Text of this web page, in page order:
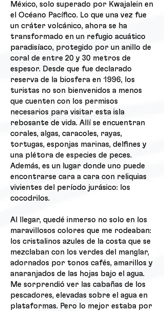
México, solo superado por Kwajalein en
el Océano Pacífico. Lo que una vez fue
un cráter volcánico, ahora se ha
transformado en un refugio acuático
paradisíaco, protegido por un anillo de
coral de entre 20 y 30 metros de
espesor. Desde que fue declarado
reserva de la biosfera en 1996, los
turistas no son bienvenidos a menos
que cuenten con los permisos
necesarios para visitar esta isla
rebosante de vida. Allí se encuentran
corales, algas, caracoles, rayas,
tortugas, esponjas marinas, delfines y
una plétora de especies de peces.
Además, es un lugar donde uno puede
encontrarse cara a cara con reliquias
vivientes del período jurásico: los
cocodrilos.
Al llegar, quedé inmerso no solo en los
maravillosos colores que me rodeaban:
los cristalinos azules de la costa que se
mezclaban con los verdes del manglar,
adornados por tonos cafés, amarillos y
anaranjados de las hojas bajo el agua.
Me sorprendió ver las cabañas de los
pescadores, elevadas sobre el agua en
plataformas. Pero lo mejor estaba por